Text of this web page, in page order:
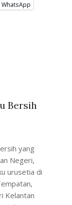
WhatsApp
Bersih
yang
Negeri,
urusetia di
Kelantan